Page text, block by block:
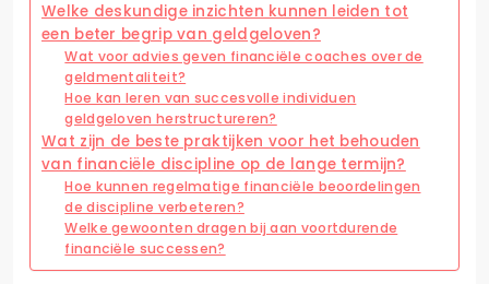
Welke deskundige inzichten kunnen leiden tot
een beter begrip van geldgeloven?
Wat voor advies geven financiële coaches over de
geldmentaliteit?
Hoe kan leren van succesvolle individuen
geldgeloven herstructureren?
Wat zijn de beste praktijken voor het behouden
van financiële discipline op de lange termijn?
Hoe kunnen regelmatige financiële beoordelingen
de discipline verbeteren?
Welke gewoonten dragen bij aan voortdurende
financiële successen?